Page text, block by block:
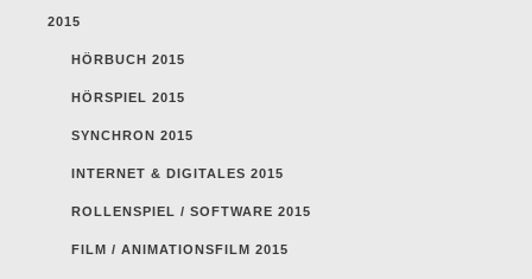
2015
HÖRBUCH 2015
HÖRSPIEL 2015
SYNCHRON 2015
INTERNET & DIGITALES 2015
ROLLENSPIEL / SOFTWARE 2015
FILM / ANIMATIONSFILM 2015